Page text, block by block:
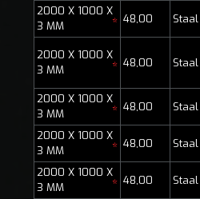
2000 X 1000 X
3 MM
* 48,00 Staal
2000 X 1000 X
3 MM
* 48,00 Staal
2000 X 1000 X
3 MM
* 48,00 Staal
2000 X 1000 X
3 MM
* 48,00 Staal
2000 X 1000 X
3 MM
* 48,00 Staal